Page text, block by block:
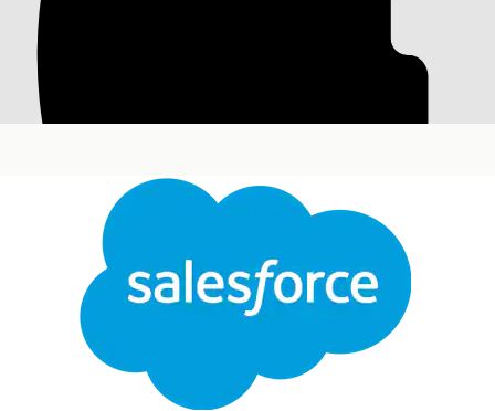
Помощь в аудите лицензий - это диалоговый
сотрудникам управлять соответствием лицензии на
Требуемые версии
Доступно в версиях: Lightning Experience
Доступно в версиях:Enterprise,Performance
Элементы каталога услуг
Этот специализированный агент автоматически
дополнительные шаблоны элементов каталога